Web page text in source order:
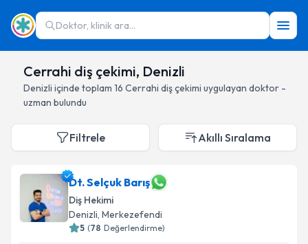
Doktor, klinik ara...
Cerrahi diş çekimi, Denizli
Denizli içinde toplam 16 Cerrahi diş çekimi uygulayan doktor -
uzman bulundu
Filtrele Akıllı Sıralama
Dt. Selçuk Barış
Diş Hekimi
Denizli, Merkezefendi
5 (78 Değerlendirme)